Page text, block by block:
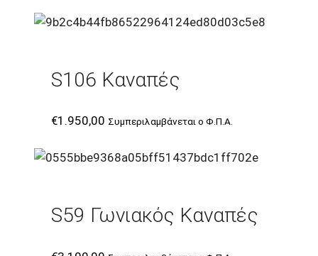
S106 Καναπές
€1.950,00 Συμπεριλαμβάνεται ο Φ.Π.Α.
S59 Γωνιακός Καναπές